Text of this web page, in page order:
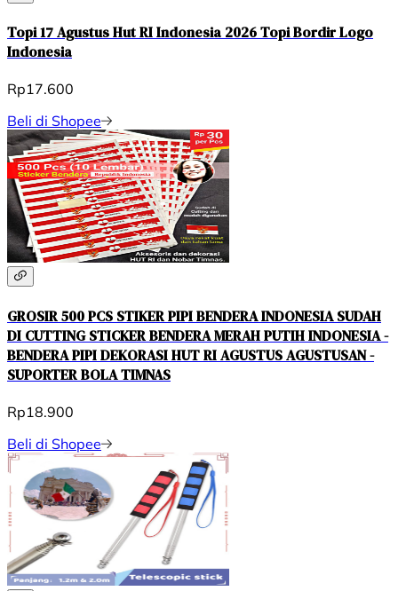
Topi 17 Agustus Hut RI Indonesia 2026 Topi Bordir Logo
Indonesia
Rp17.600
Beli di Shopee
GROSIR 500 PCS STIKER PIPI BENDERA INDONESIA SUDAH
DI CUTTING STICKER BENDERA MERAH PUTIH INDONESIA -
BENDERA PIPI DEKORASI HUT RI AGUSTUS AGUSTUSAN -
SUPORTER BOLA TIMNAS
Rp18.900
Beli di Shopee